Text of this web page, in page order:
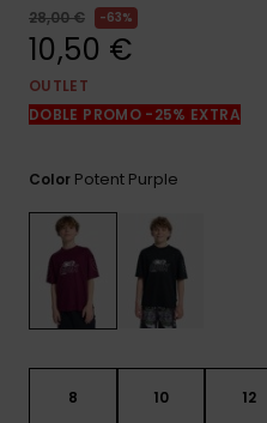
contacto.
28,00 €
63%
10,50 €
OUTLET
DOBLE PROMO -25% EXTRA
Color Potent Purple
8 10 12